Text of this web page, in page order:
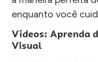
enquanto você
Vídeos: Aprenda
Visual